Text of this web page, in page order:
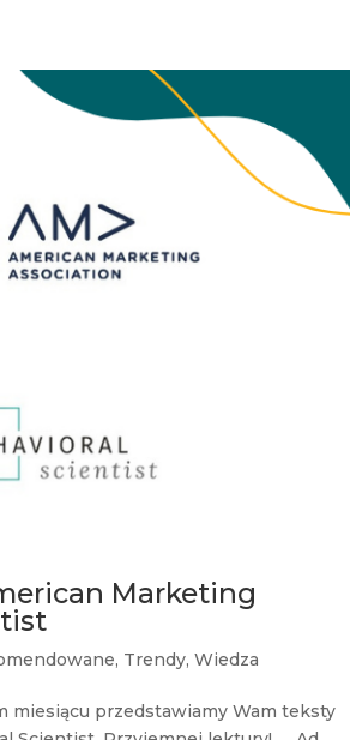
Marketing
, Trendy,Wiedza
miesiącu przedstawiamy Wam teksty